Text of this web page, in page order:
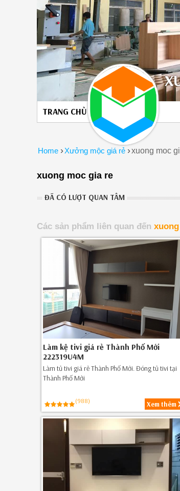
TRANG CHỦ
Home ›Xưởng mộc giá rẻ ›xuong moc
xuong moc gia re
ĐÃ CÓ LƯỢT QUAN TÂM
Các sản phẩm liên quan đến
Làm kệ tivi giá rẻ Thành Phố Mới
222319U4M
Làm tủ tivi giá rẻ Thành Phố Mới. Đóng tủ tivi tại
Thành Phố Mới
(988) Xem thêm